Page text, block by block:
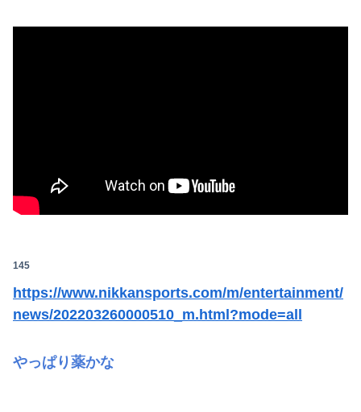
145
https://www.nikkansports.com/m/entertainment/
news/202203260000510_m.html?mode=all
やっぱり薬かな